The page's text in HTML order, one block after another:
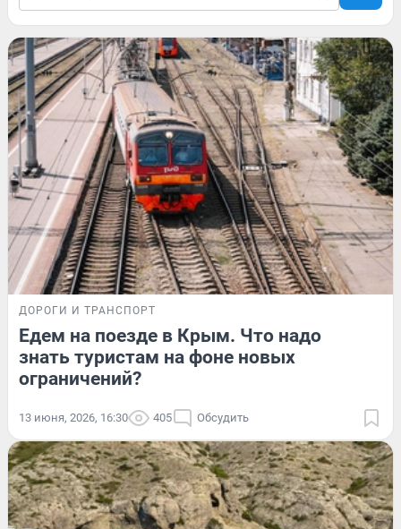
ДОРОГИ И ТРАНСПОРТ
Едем на поезде в Крым. Что надо
знать туристам на фоне новых
ограничений?
13 июня, 2026, 16:30 405 Обсудить